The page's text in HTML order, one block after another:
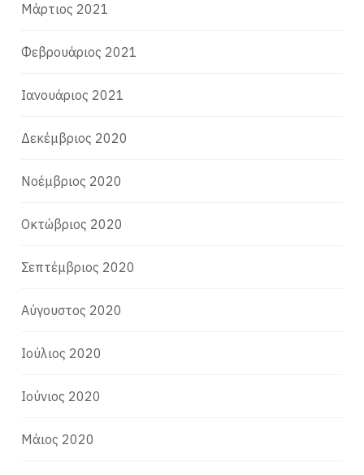
Μάρτιος 2021
Φεβρουάριος 2021
Ιανουάριος 2021
Δεκέμβριος 2020
Νοέμβριος 2020
Οκτώβριος 2020
Σεπτέμβριος 2020
Αύγουστος 2020
Ιούλιος 2020
Ιούνιος 2020
Μάιος 2020